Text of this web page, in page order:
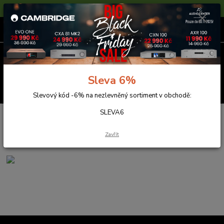
Sleva 6% na nezlevněné zboží s kódem SLEVA6
Menu
0ks
0,00 Kč
Magnat HUMIDOR
Sleva 6%
Slevový kód -6% na nezlevněný sortiment v obchodě:
SLEVA6
Zavřít